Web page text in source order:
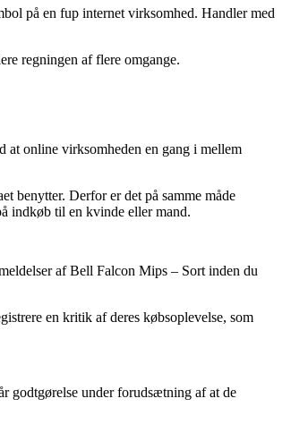
på en fup internet virksomhed. Handler med
regningen af flere omgange.
at online virksomheden en gang i mellem
benytter. Derfor er det på samme måde
indkøb til en kvinde eller mand.
af Bell Falcon Mips – Sort inden du
en kritik af deres købsoplevelse, som
godtgørelse under forudsætning af at de